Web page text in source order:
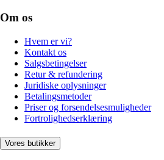
Om os
Hvem er vi?
Kontakt os
Salgsbetingelser
Retur & refundering
Juridiske oplysninger
Betalingsmetoder
Priser og forsendelsesmuligheder
Fortrolighedserklæring
Vores butikker